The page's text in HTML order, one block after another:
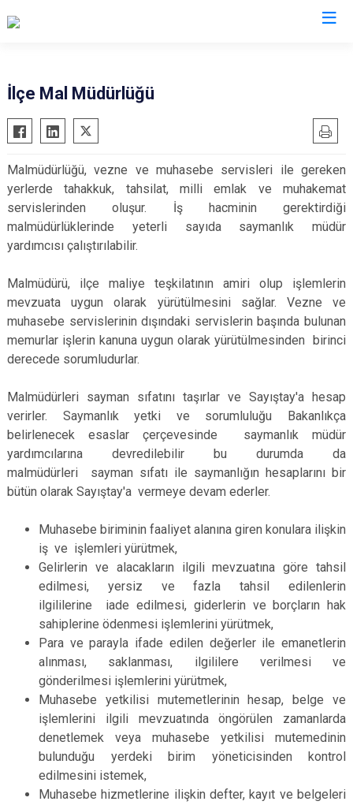
Akıncılar
Altınyayla
Divriği
Doğanşar
Gemerek
Gölova
Koyulhisar
Şarkışla
Suşehri
Zara
İlçe Mal Müdürlüğü
Malmüdürlüğü, vezne ve muhasebe servisleri ile gereken
yerlerde tahakkuk, tahsilat, milli emlak ve muhakemat
servislerinden oluşur. İş hacminin gerektirdiği
malmüdürlüklerinde yeterli sayıda saymanlık müdür
yardımcısı çalıştırılabilir.
Malmüdürü, ilçe maliye teşkilatının amiri olup işlemlerin
mevzuata uygun olarak yürütülmesini sağlar. Vezne ve
muhasebe servislerinin dışındaki servislerin başında bulunan
memurlar işlerin kanuna uygun olarak yürütülmesinden birinci
derecede sorumludurlar.
Malmüdürleri sayman sıfatını taşırlar ve Sayıştay'a hesap
verirler. Saymanlık yetki ve sorumluluğu Bakanlıkça
belirlenecek esaslar çerçevesinde saymanlık müdür
yardımcılarına devredilebilir bu durumda da
malmüdürleri sayman sıfatı ile saymanlığın hesaplarını bir
bütün olarak Sayıştay'a vermeye devam ederler.
Muhasebe biriminin faaliyet alanına giren konulara ilişkin
iş ve işlemleri yürütmek,
Gelirlerin ve alacakların ilgili mevzuatına göre tahsil
edilmesi, yersiz ve fazla tahsil edilenlerin
ilgililerine iade edilmesi, giderlerin ve borçların hak
sahiplerine ödenmesi işlemlerini yürütmek,
Para ve parayla ifade edilen değerler ile emanetlerin
alınması, saklanması, ilgililere verilmesi ve
gönderilmesi işlemlerini yürütmek,
Muhasebe yetkilisi mutemetlerinin hesap, belge ve
işlemlerini ilgili mevzuatında öngörülen zamanlarda
denetlemek veya muhasebe yetkilisi mutemedinin
bulunduğu yerdeki birim yöneticisinden kontrol
edilmesini istemek,
Muhasebe hizmetlerine ilişkin defter, kayıt ve belgeleri